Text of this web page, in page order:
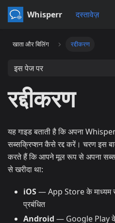
Whisperr दस्तावेज़
खाता और बिलिंग रद्दीकरण
इस पेज पर
रद्दीकरण
यह गाइड बताती है कि अपना
सब्सक्रिप्शन कैसे रद्द करें। चरण इस
करते हैं कि आपने मूल रूप से अपना
से खरीदा था:
iOS— App Store के माध्यम से
प्रबंधित
Android — Google Play